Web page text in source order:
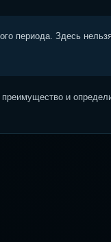
периода. Здесь
и